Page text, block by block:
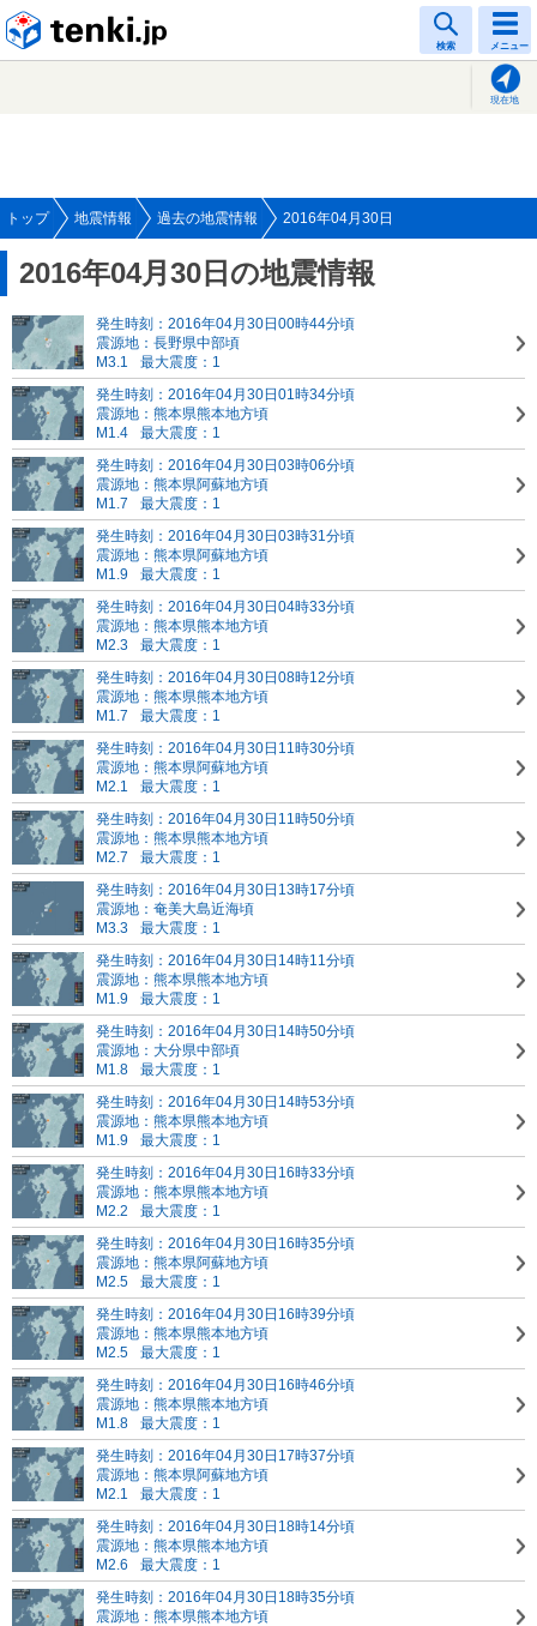
検索 メニュー
現在地
トップ 地震情報 過去の地震情報 2016年04月30日
2016年04月30日の地震情報
発生時刻：2016年04月30日00時44分頃
震源地：長野県中部頃
M3.1
最大震度：1
発生時刻：2016年04月30日01時34分頃
震源地：熊本県熊本地方頃
M1.4
最大震度：1
発生時刻：2016年04月30日03時06分頃
震源地：熊本県阿蘇地方頃
M1.7
最大震度：1
発生時刻：2016年04月30日03時31分頃
震源地：熊本県阿蘇地方頃
M1.9
最大震度：1
発生時刻：2016年04月30日04時33分頃
震源地：熊本県熊本地方頃
M2.3
最大震度：1
発生時刻：2016年04月30日08時12分頃
震源地：熊本県熊本地方頃
M1.7
最大震度：1
発生時刻：2016年04月30日11時30分頃
震源地：熊本県阿蘇地方頃
M2.1
最大震度：1
発生時刻：2016年04月30日11時50分頃
震源地：熊本県熊本地方頃
M2.7
最大震度：1
発生時刻：2016年04月30日13時17分頃
震源地：奄美大島近海頃
M3.3
最大震度：1
発生時刻：2016年04月30日14時11分頃
震源地：熊本県熊本地方頃
M1.9
最大震度：1
発生時刻：2016年04月30日14時50分頃
震源地：大分県中部頃
M1.8
最大震度：1
発生時刻：2016年04月30日14時53分頃
震源地：熊本県熊本地方頃
M1.9
最大震度：1
発生時刻：2016年04月30日16時33分頃
震源地：熊本県熊本地方頃
M2.2
最大震度：1
発生時刻：2016年04月30日16時35分頃
震源地：熊本県阿蘇地方頃
M2.5
最大震度：1
発生時刻：2016年04月30日16時39分頃
震源地：熊本県熊本地方頃
M2.5
最大震度：1
発生時刻：2016年04月30日16時46分頃
震源地：熊本県熊本地方頃
M1.8
最大震度：1
発生時刻：2016年04月30日17時37分頃
震源地：熊本県阿蘇地方頃
M2.1
最大震度：1
発生時刻：2016年04月30日18時14分頃
震源地：熊本県熊本地方頃
M2.6
最大震度：1
発生時刻：2016年04月30日18時35分頃
震源地：熊本県熊本地方頃